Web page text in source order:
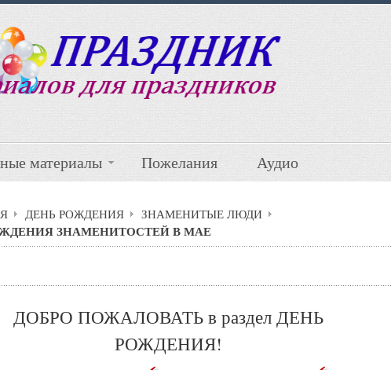
материалы Пожелания Аудио
ДЕНЬ РОЖДЕНИЯ ЗНАМЕНИТЫЕ ЛЮДИ
ЗНАМЕНИТОСТЕЙ В МАЕ
ДОБРО ПОЖАЛОВАТЬ в раздел ДЕНЬ
РОЖДЕНИЯ!